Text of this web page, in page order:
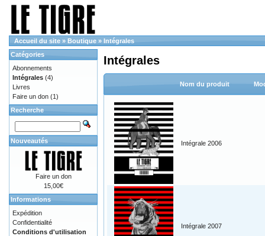
Accueil du site » Boutique » Intégrales
Intégrales
Nom du produit
Intégrale 2006
Intégrale 2007
Catégories
Abonnements
Intégrales (4)
Livres
Faire un don (1)
Recherche
Nouveautés
Faire un don
15,00€
Informations
Expédition
Confidentialité
Conditions d'utilisation